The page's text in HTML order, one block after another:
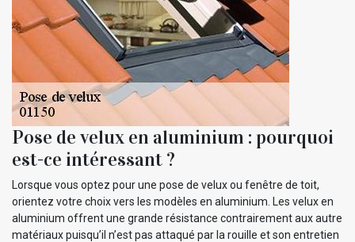
Pose de velux en aluminium : pourquoi
est-ce intéressant ?
Lorsque vous optez pour une pose de velux ou fenêtre de toit,
orientez votre choix vers les modèles en aluminium. Les velux en
aluminium offrent une grande résistance contrairement aux autre
matériaux puisqu’il n’est pas attaqué par la rouille et son entretien